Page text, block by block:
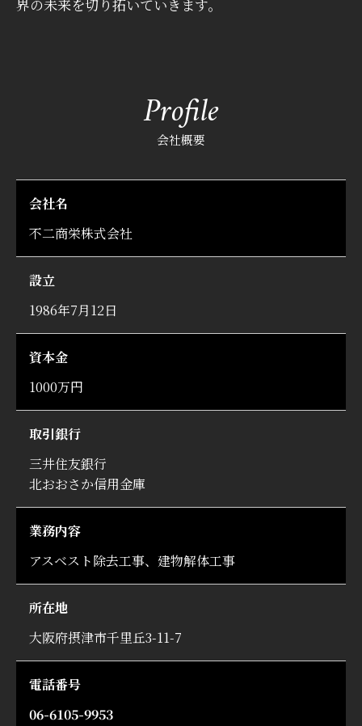
界の未来を切り拓いていきます。
Profile
会社概要
会社名
不二商栄株式会社
設立
1986年7月12日
資本金
1000万円
取引銀行
三井住友銀行
北おおさか信用金庫
業務内容
アスベスト除去工事、建物解体工事
所在地
大阪府摂津市千里丘3-11-7
電話番号
06-6105-9953